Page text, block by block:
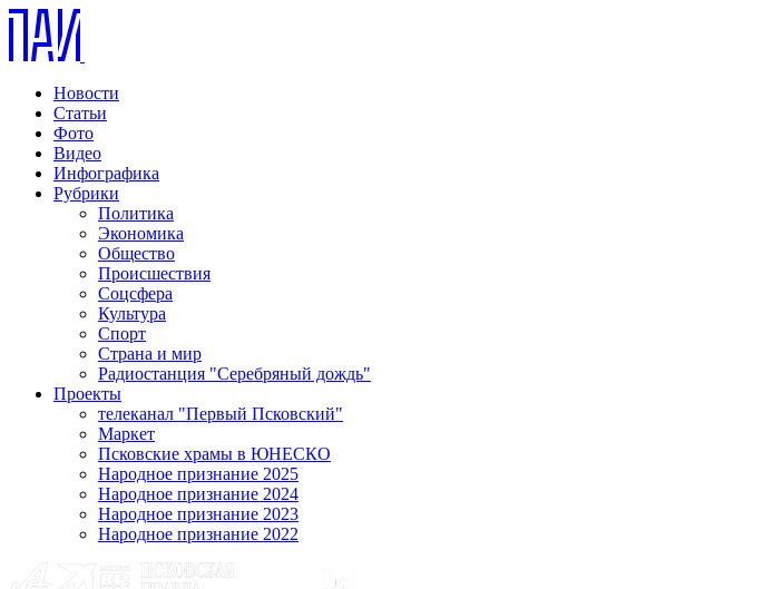
Новости
Статьи
Фото
Видео
Инфографика
Рубрики
Политика
Экономика
Общество
Происшествия
Соцсфера
Культура
Спорт
Страна и мир
Радиостанция "Серебряный дождь"
Проекты
телеканал "Первый Псковский"
Маркет
Псковские храмы в ЮНЕСКО
Народное признание 2025
Народное признание 2024
Народное признание 2023
Народное признание 2022